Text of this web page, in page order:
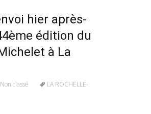
hier après-
édition du
à La
Non classé
LA ROCHELLE-